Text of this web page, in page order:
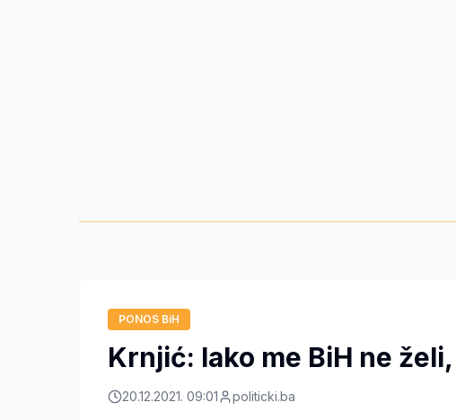
PONOS BiH
Krnjić: Iako me BiH ne
20.12.2021. 09:01 politicki.ba